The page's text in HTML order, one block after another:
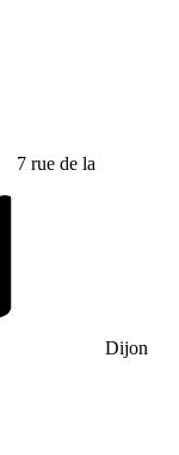
7 rue de la
Dijon